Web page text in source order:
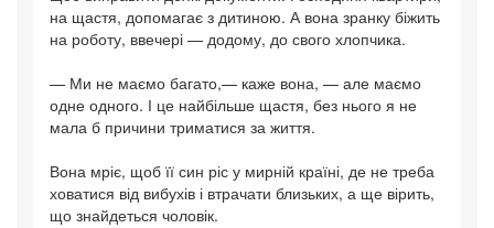
на щастя, допомагає з дитиною. А вона зранку біжить
на роботу, ввечері — додому, до свого хлопчика.
— Ми не маємо багато,— каже вона, — але маємо
одне одного. І це найбільше щастя, без нього я не
мала б причини триматися за життя.
Вона мріє, щоб її син ріс у мирній країні, де не треба
ховатися від вибухів і втрачати близьких, а ще вірить,
що знайдеться чоловік.